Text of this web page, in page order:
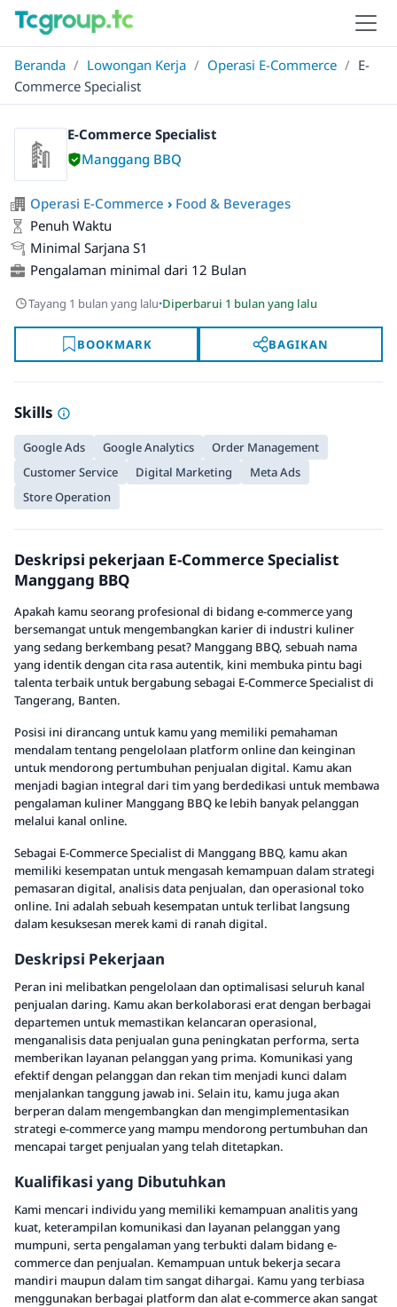
Beranda / Lowongan Kerja / Operasi E-Commerce / E-
Commerce Specialist
E-Commerce Specialist
Manggang BBQ
Operasi E-Commerce › Food & Beverages
Penuh Waktu
Minimal Sarjana S1
Pengalaman minimal dari 12 Bulan
Tayang 1 bulan yang lalu·Diperbarui 1 bulan yang lalu
BOOKMARK BAGIKAN
Skills
Google Ads Google Analytics
Order Management
Customer Service
Digital Marketing
Meta Ads
Store Operation
Deskripsi pekerjaan E-Commerce Specialist
Manggang BBQ
Apakah kamu seorang profesional di bidang e-commerce yang
bersemangat untuk mengembangkan karier di industri kuliner
yang sedang berkembang pesat? Manggang BBQ, sebuah nama
yang identik dengan cita rasa autentik, kini membuka pintu bagi
talenta terbaik untuk bergabung sebagai E-Commerce Specialist di
Tangerang, Banten.
Posisi ini dirancang untuk kamu yang memiliki pemahaman
mendalam tentang pengelolaan platform online dan keinginan
untuk mendorong pertumbuhan penjualan digital. Kamu akan
menjadi bagian integral dari tim yang berdedikasi untuk membawa
pengalaman kuliner Manggang BBQ ke lebih banyak pelanggan
melalui kanal online.
Sebagai E-Commerce Specialist di Manggang BBQ, kamu akan
memiliki kesempatan untuk mengasah kemampuan dalam strategi
pemasaran digital, analisis data penjualan, dan operasional toko
online. Ini adalah sebuah kesempatan untuk terlibat langsung
dalam kesuksesan merek kami di ranah digital.
Deskripsi Pekerjaan
Peran ini melibatkan pengelolaan dan optimalisasi seluruh kanal
penjualan daring. Kamu akan berkolaborasi erat dengan berbagai
departemen untuk memastikan kelancaran operasional,
menganalisis data penjualan guna peningkatan performa, serta
memberikan layanan pelanggan yang prima. Komunikasi yang
efektif dengan pelanggan dan rekan tim menjadi kunci dalam
menjalankan tanggung jawab ini. Selain itu, kamu juga akan
berperan dalam mengembangkan dan mengimplementasikan
strategi e-commerce yang mampu mendorong pertumbuhan dan
mencapai target penjualan yang telah ditetapkan.
Kualifikasi yang Dibutuhkan
Kami mencari individu yang memiliki kemampuan analitis yang
kuat, keterampilan komunikasi dan layanan pelanggan yang
mumpuni, serta pengalaman yang terbukti dalam bidang e-
commerce dan penjualan. Kemampuan untuk bekerja secara
mandiri maupun dalam tim sangat dihargai. Kamu yang terbiasa
menggunakan berbagai platform dan alat e-commerce akan sangat